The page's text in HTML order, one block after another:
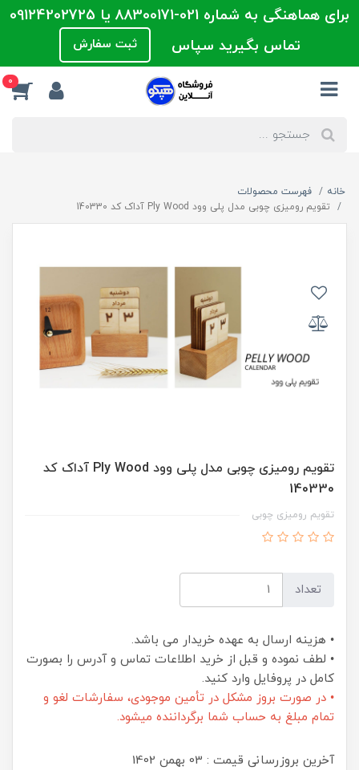
برای هماهنگی به شماره 021-88300171 یا 09124202725
تماس بگیرید سپاس
ثبت سفارش
0
خانه
فهرست محصولات
تقویم رومیزی چوبی مدل پلی وود Ply Wood آداک کد 140330
تقویم رومیزی چوبی مدل پلی وود Ply Wood آداک کد
140330
تقویم رومیزی چوبی
تعداد
• هزینه ارسال به عهده خریدار می باشد.
• لطف نموده و قبل از خرید اطلاعات تماس و آدرس را بصورت
کامل در پروفایل وارد کنید.
• در صورت بروز مشکل در تأمین موجودی، سفارشات لغو و
تمام مبلغ به حساب شما برگرداننده میشود.
آخرین بروزرسانی قیمت : 03 بهمن 1402